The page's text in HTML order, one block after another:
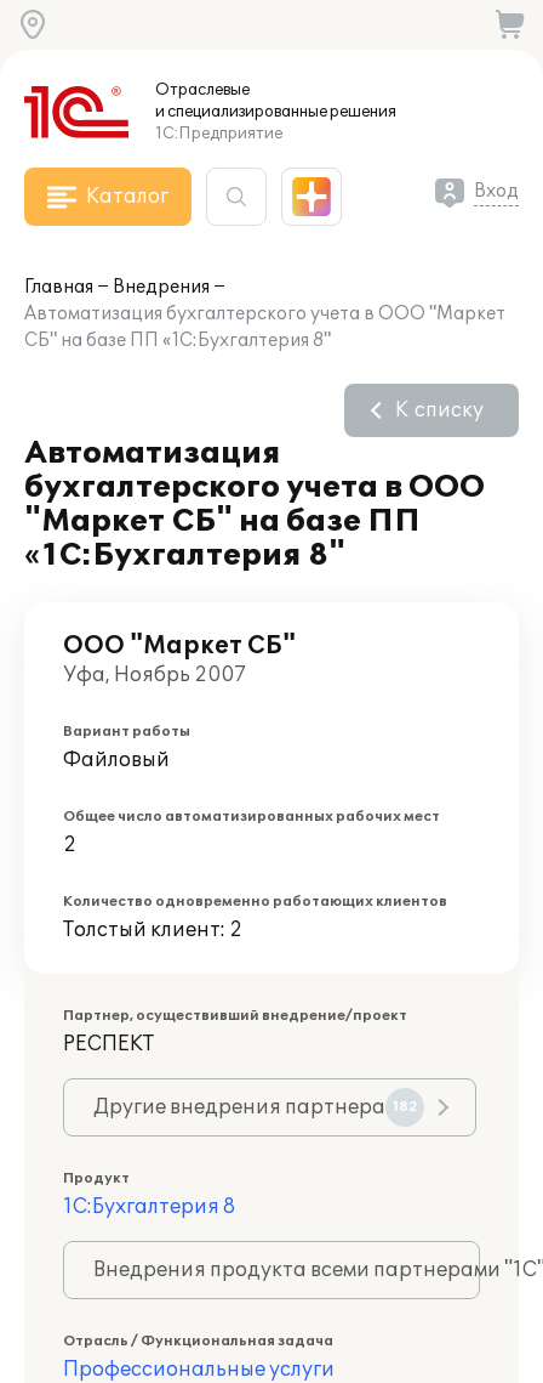
Отраслевые
и специализированныерешения
1С:Предприятие
Каталог Вход
Главная
Внедрения
Автоматизация бухгалтерского учета в ООО "Маркет
СБ" на базе ПП «1С:Бухгалтерия 8"
Автоматизация
бухгалтерского учета в ООО
"Маркет СБ" на базе ПП
«1С:Бухгалтерия 8"
К списку
ООО "Маркет СБ"
Уфа, Ноябрь 2007
Вариант работы
Файловый
Общее число автоматизированных рабочих мест
2
Количество одновременно работающих клиентов
Толстый клиент: 2
Партнер, осуществивший внедрение/проект
РЕСПЕКТ
Другие внедрения партнера 182
Продукт
1С:Бухгалтерия 8
Внедрения продукта всеми партнерами
Отрасль / Функциональная задача
Профессиональные услуги